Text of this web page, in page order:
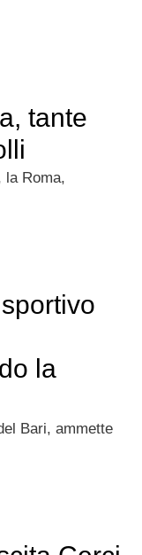
tante
la Roma,
la
Bari, ammette